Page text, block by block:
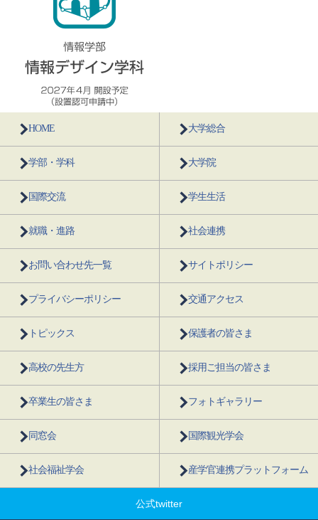
HOME 大学総合
学部・学科 大学院
国際交流 学生生活
就職・進路 社会連携
お問い合わせ先一覧 サイトポリシー
プライバシーポリシー 交通アクセス
トピックス 保護者の皆さま
高校の先生方 採用ご担当の皆さま
卒業生の皆さま フォトギャラリー
同窓会 国際観光学会
社会福祉学会 産学官連携プラットフォーム
公式twitter